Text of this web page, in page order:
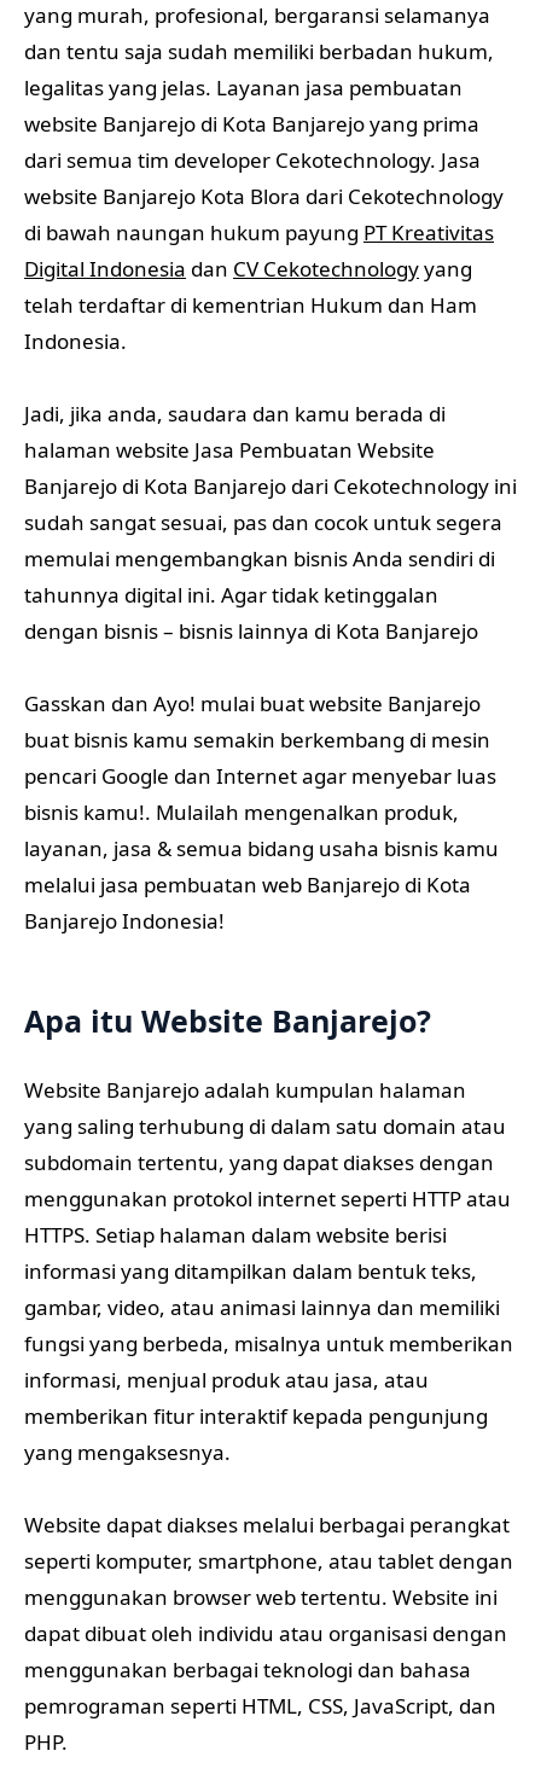
yang murah, profesional, bergaransi selamanya
dan tentu saja sudah memiliki berbadan hukum,
legalitas yang jelas. Layanan jasa pembuatan
website Banjarejo di Kota Banjarejo yang prima
dari semua tim developer Cekotechnology. Jasa
website Banjarejo Kota Blora dari Cekotechnology
di bawah naungan hukum payung PT Kreativitas
Digital Indonesia dan CV Cekotechnologyyang
telah terdaftar di kementrian Hukum dan Ham
Indonesia.
Jadi, jika anda, saudara dan kamu berada di
halaman website Jasa Pembuatan Website
Banjarejo di Kota Banjarejo dari Cekotechnology ini
sudah sangat sesuai, pas dan cocok untuk segera
memulai mengembangkan bisnis Anda sendiri di
tahunnya digital ini. Agar tidak ketinggalan
dengan bisnis – bisnis lainnya di Kota Banjarejo
Gasskan dan Ayo! mulai buat website Banjarejo
buat bisnis kamu semakin berkembang di mesin
pencari Google dan Internet agar menyebar luas
bisnis kamu!. Mulailah mengenalkan produk,
layanan, jasa & semua bidang usaha bisnis kamu
melalui jasa pembuatan web Banjarejo di Kota
Banjarejo Indonesia!
Apa itu Website Banjarejo?
Website Banjarejo adalah kumpulan halaman
yang saling terhubung di dalam satu domain atau
subdomain tertentu, yang dapat diakses dengan
menggunakan protokol internet seperti HTTP atau
HTTPS. Setiap halaman dalam website berisi
informasi yang ditampilkan dalam bentuk teks,
gambar, video, atau animasi lainnya dan memiliki
fungsi yang berbeda, misalnya untuk memberikan
informasi, menjual produk atau jasa, atau
memberikan fitur interaktif kepada pengunjung
yang mengaksesnya.
Website dapat diakses melalui berbagai perangkat
seperti komputer, smartphone, atau tablet dengan
menggunakan browser web tertentu. Website ini
dapat dibuat oleh individu atau organisasi dengan
menggunakan berbagai teknologi dan bahasa
pemrograman seperti HTML, CSS, JavaScript, dan
PHP.